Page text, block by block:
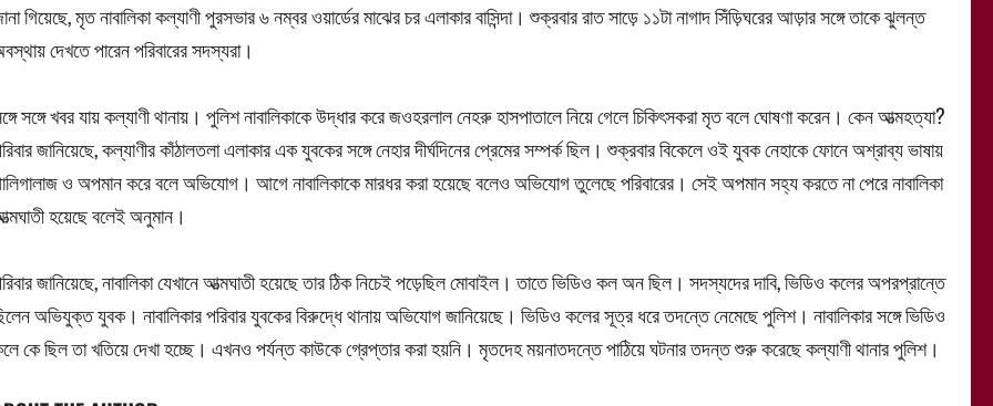
গিয়েছে, মৃত নাবালিকা কল্যাণী পুরসভার ৬ নম্বর ওয়ার্ডের মাঝের চর এলাকার বাসিন্দা। শুক্রবার রাত সাড়ে ১১টা নাগাদ সিঁড়িঘরের আড়ার সঙ্গে তাকে ঝুলন্ত
দেখতে পারেন পরিবারের সদস্যরা।
সঙ্গে খবর যায় কল্যাণী থানায়। পুলিশ নাবালিকাকে উদ্ধার করে জওহরলাল নেহরু হাসপাতালে নিয়ে গেলে চিকিৎসকরা মৃত বলে ঘোষণা করেন। কেন আত্মহত্যা?
জানিয়েছে, কল্যাণীর কাঁঠালতলা এলাকার এক যুবকের সঙ্গে নেহার দীর্ঘদিনের প্রেমের সম্পর্ক ছিল। শুক্রবার বিকেলে ওই যুবক নেহাকে ফোনে অশ্রাব্য ভাষায়
ও অপমান করে বলে অভিযোগ। আগে নাবালিকাকে মারধর করা হয়েছে বলেও অভিযোগ তুলেছে পরিবারের। সেই অপমান সহ্য করতে না পেরে নাবালিকা
হয়েছে বলেই অনুমান।
জানিয়েছে, নাবালিকা যেখানে আত্মঘাতী হয়েছে তার ঠিক নিচেই পড়েছিল মোবাইল। তাতে ভিডিও কল অন ছিল। সদস্যদের দাবি, ভিডিও কলের অপরপ্রান্তে
অভিযুক্ত যুবক। নাবালিকার পরিবার যুবকের বিরুদ্ধে থানায় অভিযোগ জানিয়েছে। ভিডিও কলের সূত্র ধরে তদন্তে নেমেছে পুলিশ। নাবালিকার সঙ্গে ভিডিও
কে ছিল তা খতিয়ে দেখা হচ্ছে। এখনও পর্যন্ত কাউকে গ্রেপ্তার করা হয়নি। মৃতদেহ ময়নাতদন্তে পাঠিয়ে ঘটনার তদন্ত শুরু করেছে কল্যাণী থানার পুলিশ।